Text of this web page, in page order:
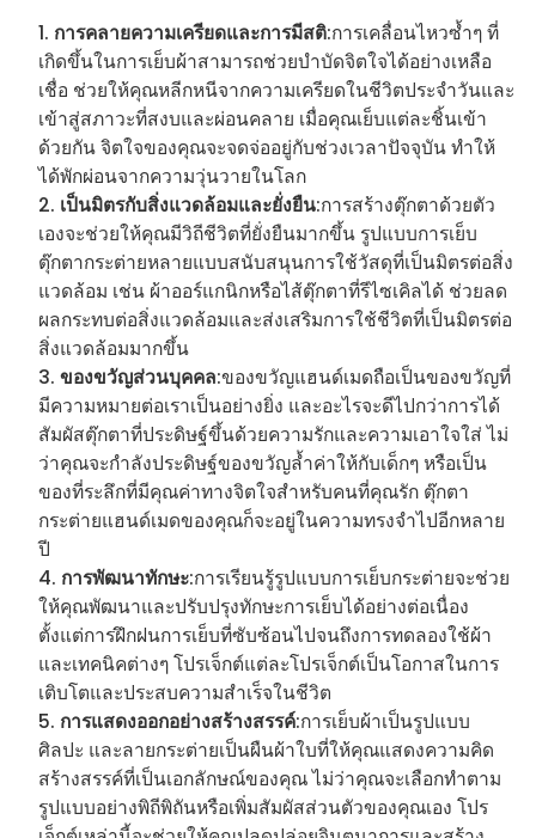
การคลายความเครียดและการมีสติ:การเคลื่อนไหวซ้ำๆ ที่
เกิดขึ้นในการเย็บผ้าสามารถช่วยบำบัดจิตใจได้อย่างเหลือ
เชื่อ ช่วยให้คุณหลีกหนีจากความเครียดในชีวิตประจำวันและ
เข้าสู่สภาวะที่สงบและผ่อนคลาย เมื่อคุณเย็บแต่ละชิ้นเข้า
ด้วยกัน จิตใจของคุณจะจดจ่ออยู่กับช่วงเวลาปัจจุบัน ทำให้
ได้พักผ่อนจากความวุ่นวายในโลก
เป็นมิตรกับสิ่งแวดล้อมและยั่งยืน:การสร้างตุ๊กตาด้วยตัว
เองจะช่วยให้คุณมีวิถีชีวิตที่ยั่งยืนมากขึ้น รูปแบบการเย็บ
ตุ๊กตากระต่ายหลายแบบสนับสนุนการใช้วัสดุที่เป็นมิตรต่อสิ่ง
แวดล้อม เช่น ผ้าออร์แกนิกหรือไส้ตุ๊กตาที่รีไซเคิลได้ ช่วยลด
ผลกระทบต่อสิ่งแวดล้อมและส่งเสริมการใช้ชีวิตที่เป็นมิตรต่อ
สิ่งแวดล้อมมากขึ้น
ของขวัญส่วนบุคคล:ของขวัญแฮนด์เมดถือเป็นของขวัญที่
มีความหมายต่อเราเป็นอย่างยิ่ง และอะไรจะดีไปกว่าการได้
สัมผัสตุ๊กตาที่ประดิษฐ์ขึ้นด้วยความรักและความเอาใจใส่ ไม่
ว่าคุณจะกำลังประดิษฐ์ของขวัญล้ำค่าให้กับเด็กๆ หรือเป็น
ของที่ระลึกที่มีคุณค่าทางจิตใจสำหรับคนที่คุณรัก ตุ๊กตา
กระต่ายแฮนด์เมดของคุณก็จะอยู่ในความทรงจำไปอีกหลาย
ปี
การพัฒนาทักษะ:การเรียนรู้รูปแบบการเย็บกระต่ายจะช่วย
ให้คุณพัฒนาและปรับปรุงทักษะการเย็บได้อย่างต่อเนื่อง
ตั้งแต่การฝึกฝนการเย็บที่ซับซ้อนไปจนถึงการทดลองใช้ผ้า
และเทคนิคต่างๆ โปรเจ็กต์แต่ละโปรเจ็กต์เป็นโอกาสในการ
เติบโตและประสบความสำเร็จในชีวิต
การแสดงออกอย่างสร้างสรรค์:การเย็บผ้าเป็นรูปแบบ
ศิลปะ และลายกระต่ายเป็นผืนผ้าใบที่ให้คุณแสดงความคิด
สร้างสรรค์ที่เป็นเอกลักษณ์ของคุณ ไม่ว่าคุณจะเลือกทำตาม
รูปแบบอย่างพิถีพิถันหรือเพิ่มสัมผัสส่วนตัวของคุณเอง โปร